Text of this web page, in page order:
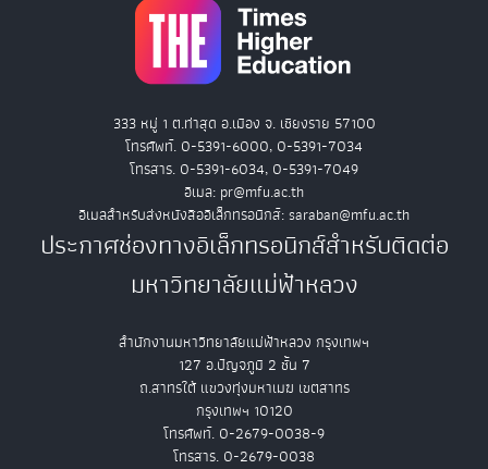
333 หมู่ 1 ต.ท่าสุด อ.เมือง จ. เชียงราย 57100
โทรศัพท์. 0-5391-6000, 0-5391-7034
โทรสาร. 0-5391-6034, 0-5391-7049
อีเมล: pr@mfu.ac.th
อีเมลสำหรับส่งหนังสืออิเล็กทรอนิกส์: saraban@mfu.ac.th
ประกาศช่องทางอิเล็กทรอนิกส์สำหรับติดต่อ
มหาวิทยาลัยแม่ฟ้าหลวง
สำนักงานมหาวิทยาลัยแม่ฟ้าหลวง กรุงเทพฯ
127 อ.ปัญจภูมิ 2 ชั้น 7
ถ.สาทรใต้ แขวงทุ่งมหาเมฆ เขตสาทร
กรุงเทพฯ 10120
โทรศัพท์. 0-2679-0038-9
โทรสาร. 0-2679-0038